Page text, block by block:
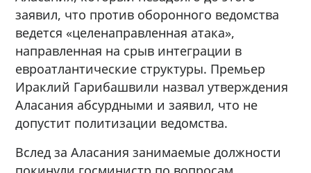
заявил, что против оборонного ведомства
ведется «целенаправленная атака»,
направленная на срыв интеграции в
евроатлантические структуры. Премьер
Ираклий Гарибашвили назвал утверждения
Аласания абсурдными и заявил, что не
допустит политизации ведомства.
Вслед за Аласания занимаемые должности